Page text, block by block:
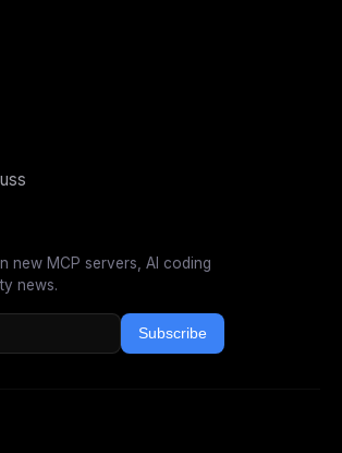
new MCP servers, AI coding
news.
Subscribe